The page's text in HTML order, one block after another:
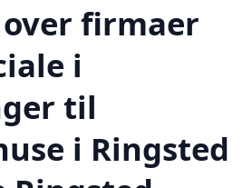
firmaer
i
til
i Ringsted